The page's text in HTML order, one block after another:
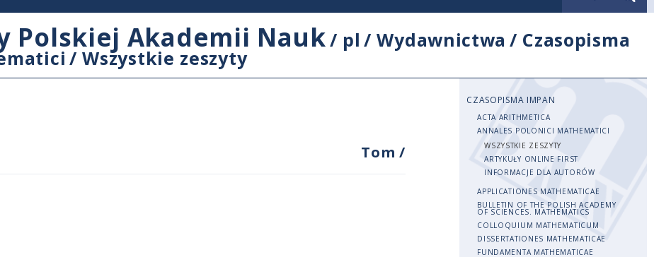
Polskiej Akademii Nauk/ pl /Wydawnictwa / Czasopisma
/Wszystkie zeszyty
Tom/
CZASOPISMA IMPAN
ACTA ARITHMETICA
ANNALES POLONICI MATHEMATICI
WSZYSTKIE ZESZYTY
ARTYKUŁY ONLINE FIRST
INFORMACJE DLA AUTORÓW
APPLICATIONES MATHEMATICAE
BULLETIN OF THE POLISH ACADEMY
OF SCIENCES. MATHEMATICS
COLLOQUIUM MATHEMATICUM
DISSERTATIONES MATHEMATICAE
FUNDAMENTA MATHEMATICAE